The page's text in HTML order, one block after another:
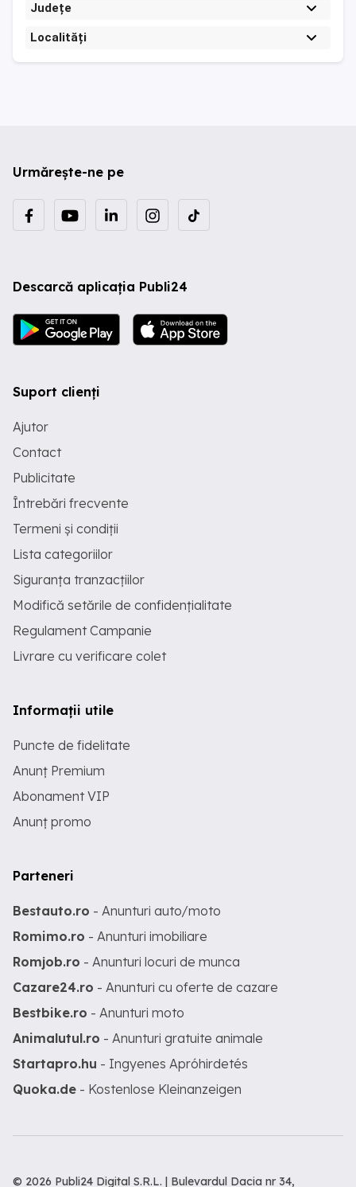
Județe
Localități
Urmărește-ne pe
Descarcă aplicația Publi24
Suport clienți
Ajutor
Contact
Publicitate
Întrebări frecvente
Termeni și condiții
Lista categoriilor
Siguranța tranzacțiilor
Modifică setările de confidențialitate
Regulament Campanie
Livrare cu verificare colet
Informații utile
Puncte de fidelitate
Anunț Premium
Abonament VIP
Anunț promo
Parteneri
Bestauto.ro - Anunturi auto/moto
Romimo.ro - Anunturi imobiliare
Romjob.ro - Anunturi locuri de munca
Cazare24.ro - Anunturi cu oferte de cazare
Bestbike.ro - Anunturi moto
Animalutul.ro - Anunturi gratuite animale
Startapro.hu - Ingyenes Apróhirdetés
Quoka.de - Kostenlose Kleinanzeigen
© 2026 Publi24 Digital S.R.L. | Bulevardul Dacia nr 34,